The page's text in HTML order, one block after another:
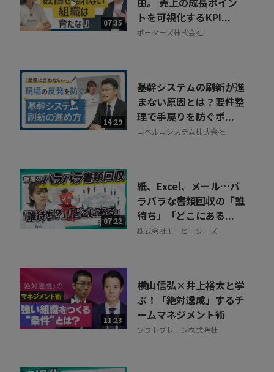
07:35
トを可視化するKPI...
ポーターズ株式会社
14:29
基幹システムの刷新が進
まない原因とは？要件整
理で手戻りを防ぐポ...
コベルコシステム株式会社
07:22
紙、Excel、メール…バ
ラバラな書類回収の「誰
待ち」「どこにある...
株式会社エーピーシーズ
11:23
横山信弘×井上裕太と学
ぶ！「絶対達成」するチ
ームマネジメント術
ソフトブレーン株式会社